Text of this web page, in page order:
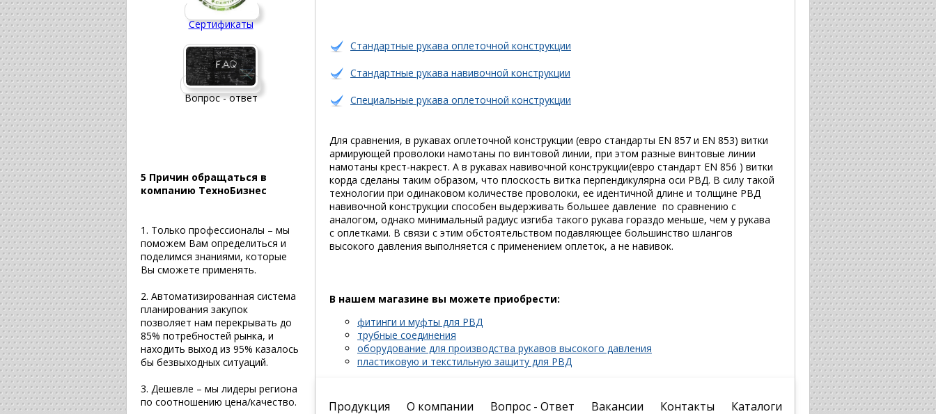
Сертификаты
Вопрос - ответ
5 Причин обращаться в
компанию ТехноБизнес
1. Только профессионалы – мы
поможем Вам определиться и
поделимся знаниями, которые
Вы сможете применять.
2. Автоматизированная система
планирования закупок
позволяет нам перекрывать до
85% потребностей рынка, и
находить выход из 95% казалось
бы безвыходных ситуаций.
3. Дешевле – мы лидеры региона
по соотношению цена/качество.
Стандартные рукава оплеточной конструкции
Стандартные рукава навивочной конструкции
Специальные рукава оплеточной конструкции
Для сравнения, в рукавах оплеточной конструкции (евро стандарты EN 857 и EN 853) витки
армирующей проволоки намотаны по винтовой линии, при этом разные винтовые линии
намотаны крест-накрест. А в рукавах навивочной конструкции(евро стандарт EN 856 ) витки
корда сделаны таким образом, что плоскость витка перпендикулярна оси РВД. В силу такой
технологии при одинаковом количестве проволоки, ее идентичной длине и толщине РВД
навивочной конструкции способен выдерживать большее давление по сравнению с
аналогом, однако минимальный радиус изгиба такого рукава гораздо меньше, чем у рукава
с оплетками. В связи с этим обстоятельством подавляющее большинство шлангов
высокого давления выполняется с применением оплеток, а не навивок.
В нашем магазине вы можете приобрести:
фитинги и муфты для РВД
трубные соединения
оборудование для производства рукавов высокого давления
пластиковую и текстильную защиту для РВД
Продукция О компании Вопрос - Ответ Вакансии Контакты Каталоги